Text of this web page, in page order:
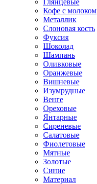
Глянцевые
Кофе с молоком
Металлик
Слоновая кость
Фуксия
Шоколад
Шампань
Оливковые
Оранжевые
Вишневые
Изумрудные
Венге
Ореховые
Янтарные
Сиреневые
Салатовые
Фиолетовые
Мятные
Золотые
Синие
Материал